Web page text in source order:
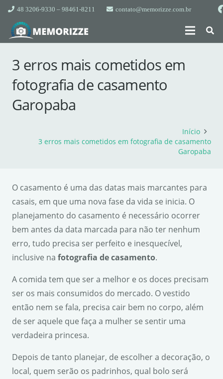
48 3206-9330 – 98461-8211 contato@memorizze.com.br
3 erros mais cometidos em
fotografia de casamento
Garopaba
Início
3 erros mais cometidos em fotografia de casamento
Garopaba
O casamento é uma das datas mais marcantes para
casais, em que uma nova fase da vida se inicia. O
planejamento do casamento é necessário ocorrer
bem antes da data marcada para não ter nenhum
erro, tudo precisa ser perfeito e inesquecível,
inclusive na fotografia de casamento.
A comida tem que ser a melhor e os doces precisam
ser os mais consumidos do mercado. O vestido
então nem se fala, precisa cair bem no corpo, além
de ser aquele que faça a mulher se sentir uma
verdadeira princesa.
Depois de tanto planejar, de escolher a decoração, o
local, quem serão os padrinhos, qual bolo será